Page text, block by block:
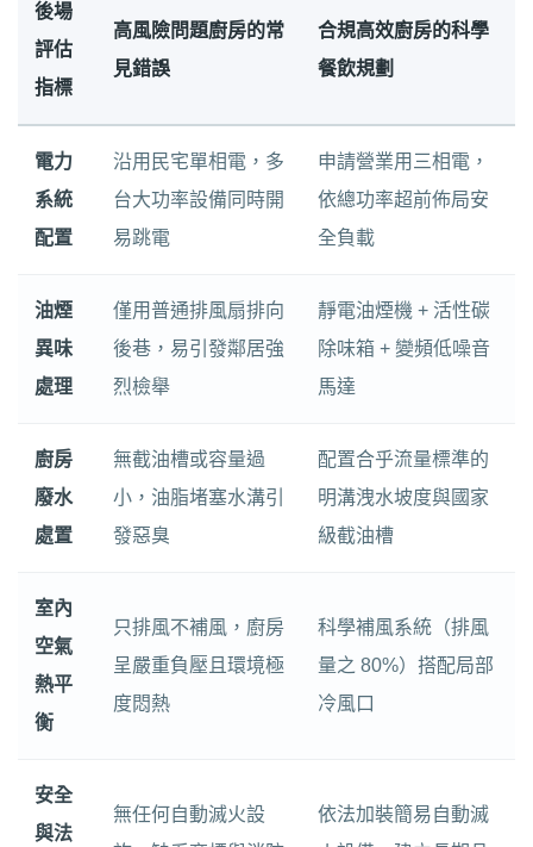
後場
評估
指標
高風險問題廚房的常
見錯誤
合規高效廚房的科學
餐飲規劃
電力
系統
配置
沿用民宅單相電，多
台大功率設備同時開
易跳電
申請營業用三相電，
依總功率超前佈局安
全負載
油煙
異味
處理
僅用普通排風扇排向
後巷，易引發鄰居強
烈檢舉
靜電油煙機 + 活性碳
除味箱 + 變頻低噪音
馬達
廚房
廢水
處置
無截油槽或容量過
小，油脂堵塞水溝引
發惡臭
配置合乎流量標準的
明溝洩水坡度與國家
級截油槽
室內
空氣
熱平
衡
只排風不補風，廚房
呈嚴重負壓且環境極
度悶熱
科學補風系統（排風
量之 80%）搭配局部
冷風口
安全
與法
無任何自動滅火設
依法加裝簡易自動滅